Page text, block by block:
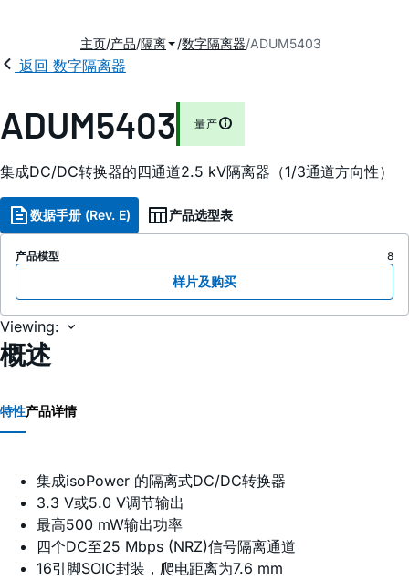
主页 产品 隔离 数字隔离器 ADUM5403
返回 数字隔离器
ADUM5403 量产
集成DC/DC转换器的四通道2.5 kV隔离器（1/3通道方向性）
数据手册 (Rev. E) 产品选型表
产品模型 8
样片及购买
Viewing:
概述
特性产品详情
集成isoPower 的隔离式DC/DC转换器
3.3 V或5.0 V调节输出
最高500 mW输出功率
四个DC至25 Mbps (NRZ)信号隔离通道
16引脚SOIC封装，爬电距离为7.6 mm